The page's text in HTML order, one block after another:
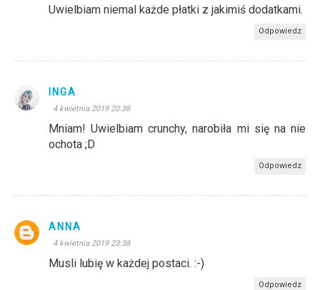
Uwielbiam niemal każde płatki z jakimiś dodatkami.
Odpowiedz
INGA
4 kwietnia 2019 20:38
Mniam! Uwielbiam crunchy, narobiła mi się na nie
ochota ;D
Odpowiedz
ANNA
4 kwietnia 2019 23:38
Musli lubię w każdej postaci. :-)
Odpowiedz